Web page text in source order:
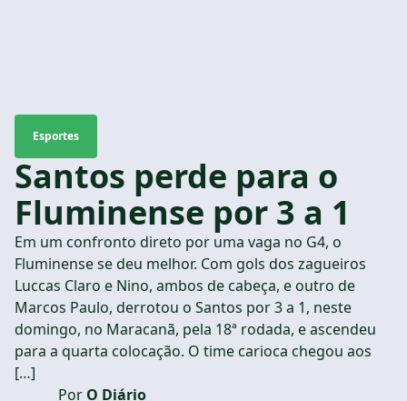
Esportes
Santos perde para o
Fluminense por 3 a 1
Em um confronto direto por uma vaga no G4, o
Fluminense se deu melhor. Com gols dos zagueiros
Luccas Claro e Nino, ambos de cabeça, e outro de
Marcos Paulo, derrotou o Santos por 3 a 1, neste
domingo, no Maracanã, pela 18ª rodada, e ascendeu
para a quarta colocação. O time carioca chegou aos
[…]
Por O Diário